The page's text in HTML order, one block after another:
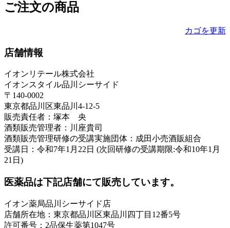
ご注文の商品
カゴを更新
店舗情報
イオンリテール株式会社
イオンスタイル品川シーサイド
〒140-0002
東京都品川区東品川4-12-5
販売責任者：塚本 央
酒類販売管理者：川座貴司
酒類販売管理研修の受講実施団体：成田小売酒販組合
受講日：令和7年1月22日 (次回研修の受講期限:令和10年1月
21日)
医薬品は下記店舗にて販売しています。
イオン薬局品川シーサイド店
店舗所在地：東京都品川区東品川四丁目12番5号
許可番号：2品保生薬第1047号